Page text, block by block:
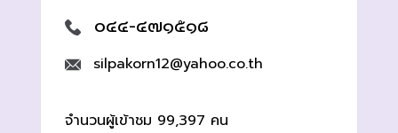
๐๔๔-๔๗๑๕๑๘
silpakorn12@yahoo.co.th
จำนวนผู้เข้าชม 99,397 คน